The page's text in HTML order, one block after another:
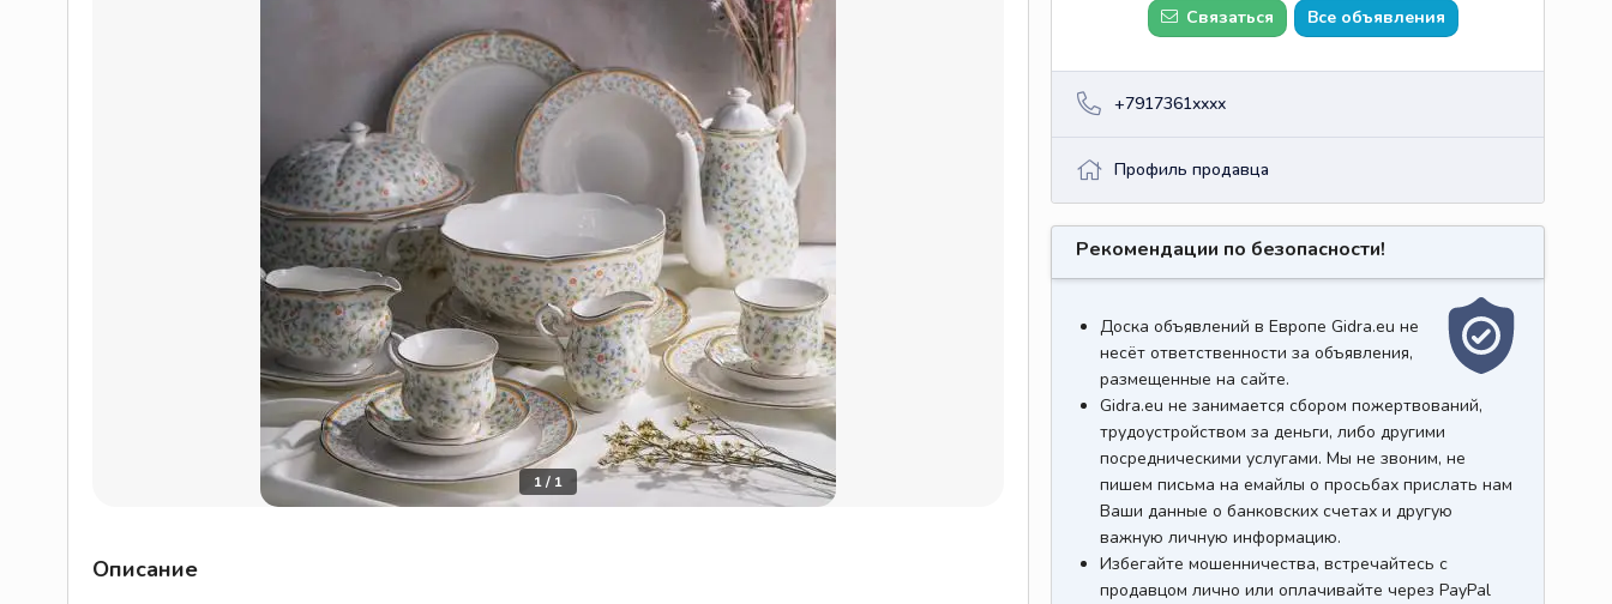
1/ 1
Описание
Связаться Все объявления
+7917361xxxx
Профиль продавца
Рекомендации по безопасности!
Доска объявлений в Европе Gidra.eu не
несёт ответственности за объявления,
размещенные на сайте.
Gidra.eu не занимается сбором пожертвований,
трудоустройством за деньги, либо другими
посредническими услугами. Мы не звоним, не
пишем письма на емайлы о просьбах прислать нам
Ваши данные о банковских счетах и другую
важную личную информацию.
Избегайте мошенничества, встречайтесь с
продавцом лично или оплачивайте через PayPal